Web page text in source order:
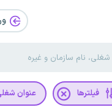
فیلترها عنوان